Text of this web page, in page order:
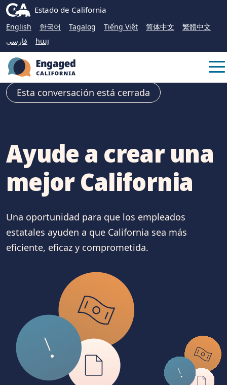
to
Main
CA.govEstado de California
English 한국어 Tagalog Tiếng Việt 简体中文
繁體中文
فارسی
հայ
Esta conversación está cerrada
Ayude a crear una
mejor California
Una oportunidad para que los empleados
estatales ayuden a que California sea más
eficiente, eficaz y comprometida.